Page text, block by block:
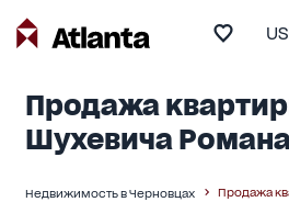
Продажа
Шухевича Романа
Недвижимость в Черновцах Продажа